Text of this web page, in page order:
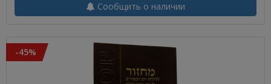
Сообщить о наличии
-45%